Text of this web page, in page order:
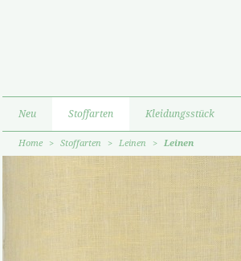
Neu Stoffarten Kleidungsstück
Home > Stoffarten > Leinen > Leinen